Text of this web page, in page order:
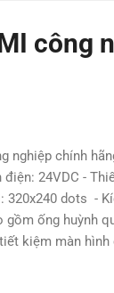
công
nghiệp chính
điện: 24VDC -
dots -
ống huỳnh
kiệm màn